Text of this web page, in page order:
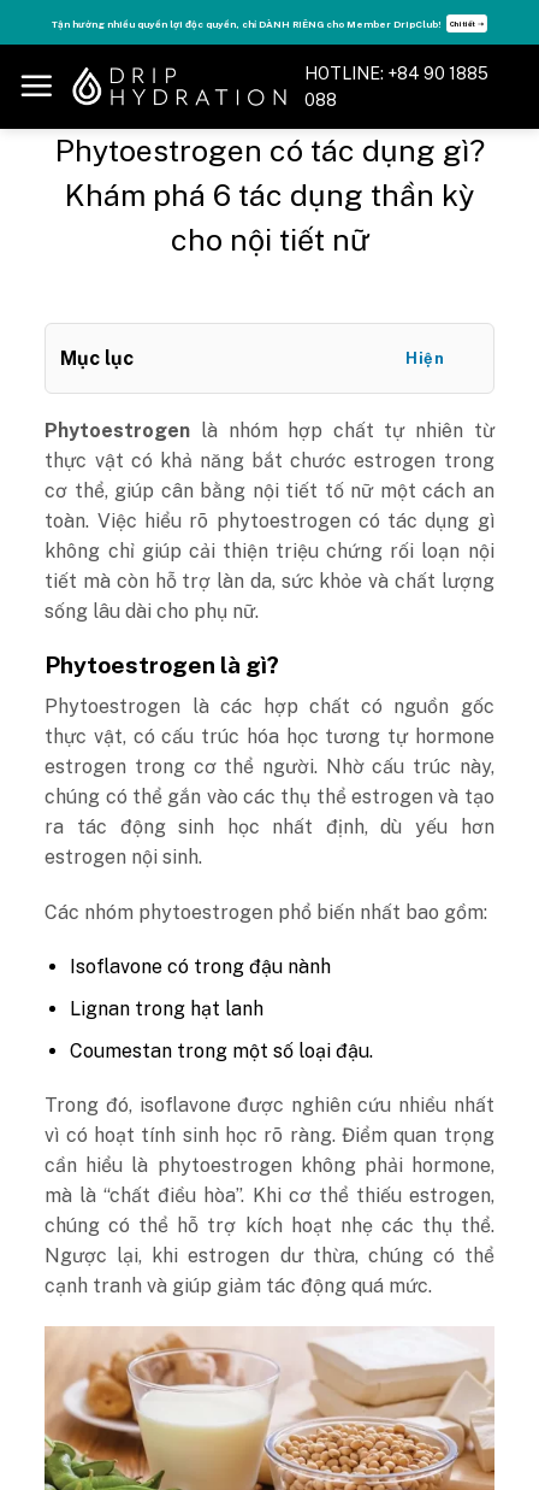
to
content
Tăng năng lượng - sống đỉnh cao với thẻ Vitamin Drip Membership. Xem ngay ➝
HOTLINE: +84 90 1885
088
Phytoestrogen có tác dụng gì?
Khám phá 6 tác dụng thần kỳ
cho nội tiết nữ
Mục lục Hiện
Phytoestrogen là nhóm hợp chất tự nhiên từ
thực vật có khả năng bắt chước estrogen trong
cơ thể, giúp cân bằng nội tiết tố nữ một cách an
toàn. Việc hiểu rõ phytoestrogen có tác dụng gì
không chỉ giúp cải thiện triệu chứng rối loạn nội
tiết mà còn hỗ trợ làn da, sức khỏe và chất lượng
sống lâu dài cho phụ nữ.
Phytoestrogen là gì?
Phytoestrogen là các hợp chất có nguồn gốc
thực vật, có cấu trúc hóa học tương tự hormone
estrogen trong cơ thể người. Nhờ cấu trúc này,
chúng có thể gắn vào các thụ thể estrogen và tạo
ra tác động sinh học nhất định, dù yếu hơn
estrogen nội sinh.
Các nhóm phytoestrogen phổ biến nhất bao gồm:
Isoflavone có trong đậu nành
Lignan trong hạt lanh
Coumestan trong một số loại đậu.
Trong đó, isoflavone được nghiên cứu nhiều nhất
vì có hoạt tính sinh học rõ ràng. Điểm quan trọng
cần hiểu là phytoestrogen không phải hormone,
mà là “chất điều hòa”. Khi cơ thể thiếu estrogen,
chúng có thể hỗ trợ kích hoạt nhẹ các thụ thể.
Ngược lại, khi estrogen dư thừa, chúng có thể
cạnh tranh và giúp giảm tác động quá mức.